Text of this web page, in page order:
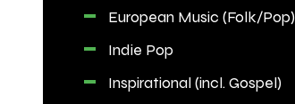
European Music (Folk/Pop)
Indie Pop
Inspirational (incl. Gospel)